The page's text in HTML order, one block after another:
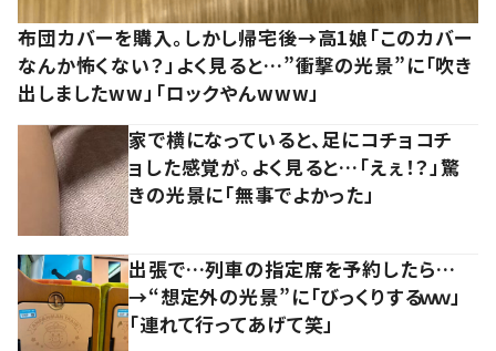
布団カバーを購入。しかし帰宅後→高1娘「このカバー
なんか怖くない？」よく見ると…”衝撃の光景”に「吹き
出しましたww」「ロックやんwww」
家で横になっていると、足にコチョコチ
ョした感覚が。よく見ると…「えぇ！？」驚
きの光景に「無事でよかった」
出張で…列車の指定席を予約したら…
→“想定外の光景”に「びっくりするｗｗ」
「連れて行ってあげて笑」